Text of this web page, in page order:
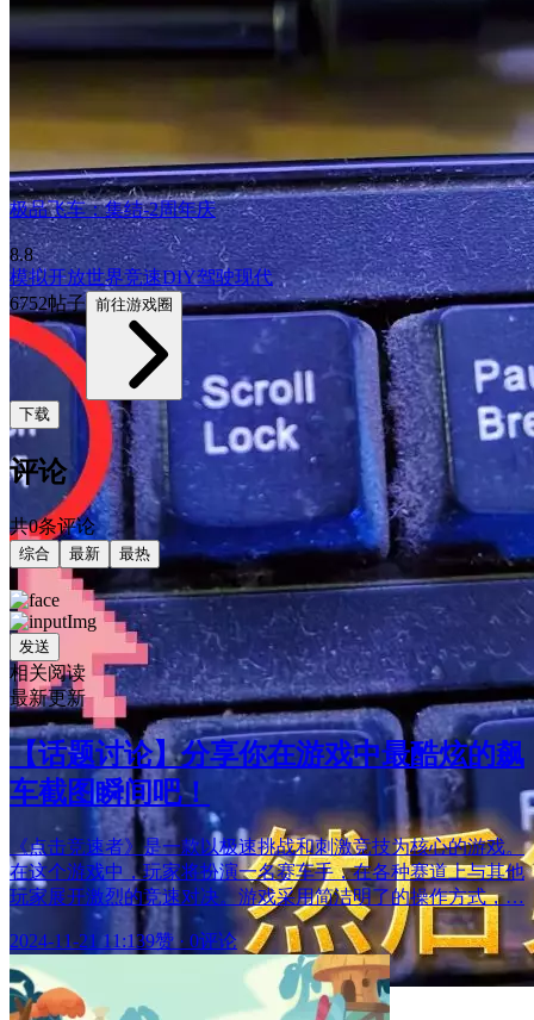
极品飞车：集结-2周年庆
8.8
模拟开放世界竞速DIY驾驶现代
6752帖子 前往游戏圈
下载
评论
共0条评论
综合 最新 最热
发送
相关阅读
最新更新
【话题讨论】分享你在游戏中最酷炫的飙
车截图瞬间吧！
《点击竞速者》是一款以极速挑战和刺激竞技为核心的游戏。
在这个游戏中，玩家将扮演一名赛车手，在各种赛道上与其他
玩家展开激烈的竞速对决。游戏采用简洁明了的操作方式，…
2024-11-21 11:139赞 · 0评论